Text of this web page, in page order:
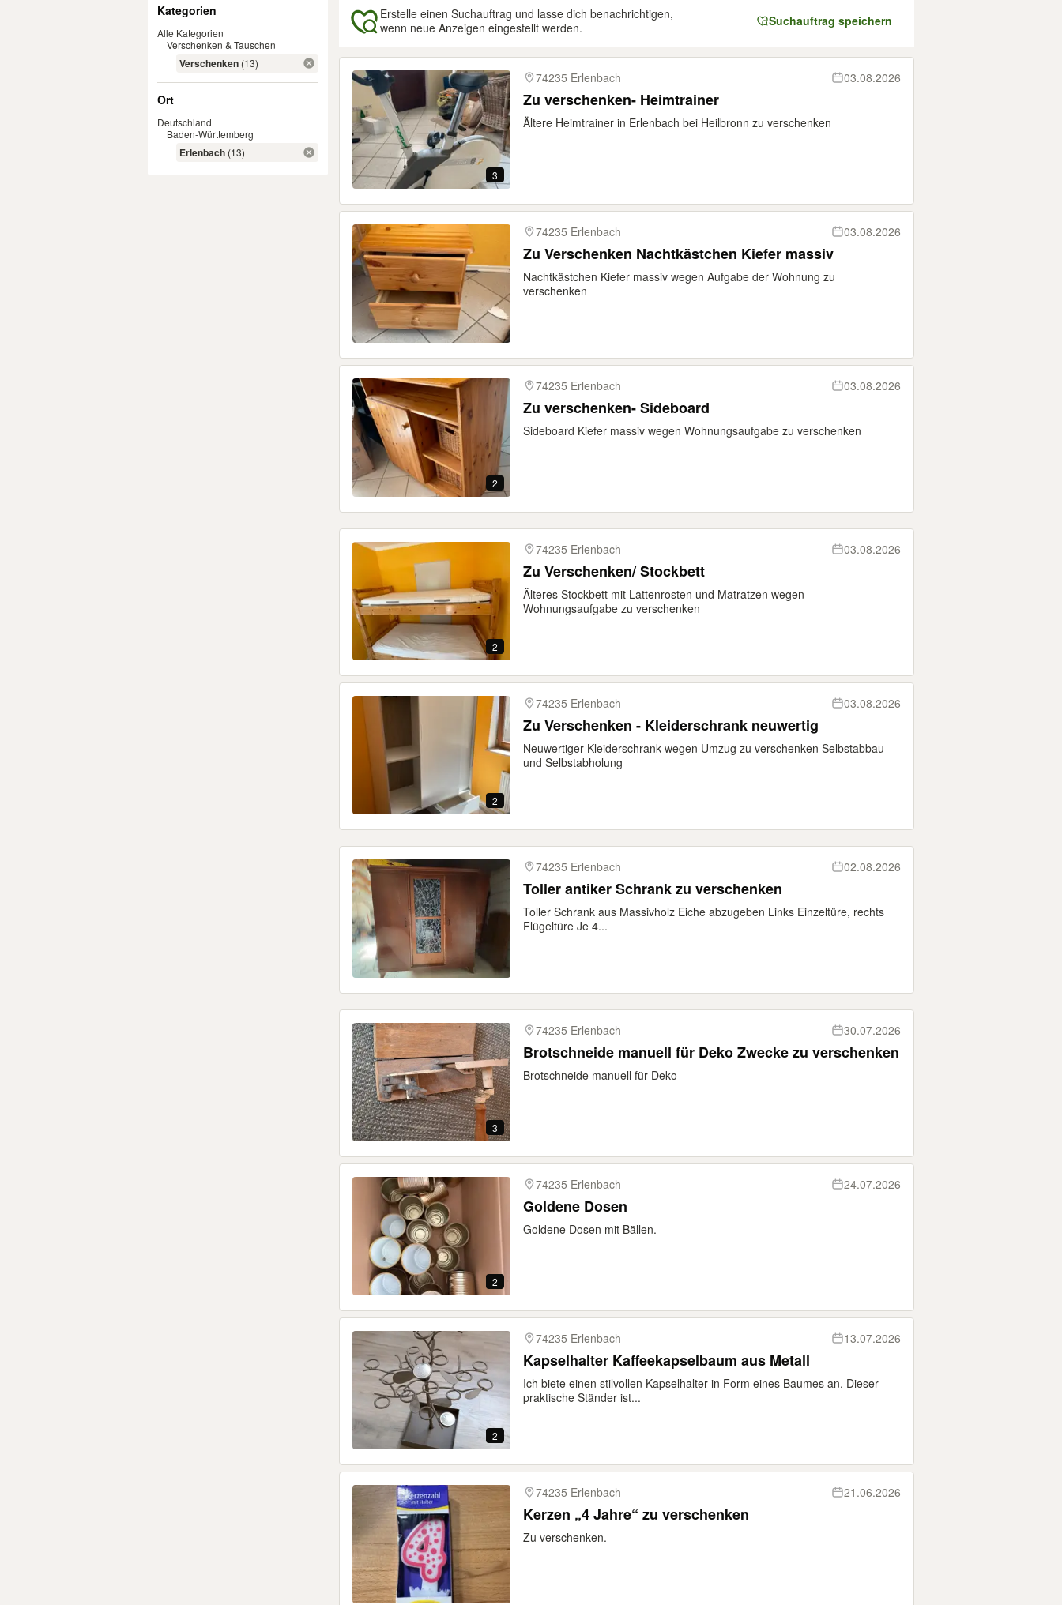
Kategorien
Alle Kategorien
Verschenken & Tauschen
Verschenken (13)
Ort
Deutschland
Baden-Württemberg
Erlenbach (13)
Erstelle einen Suchauftrag und lasse dich benachrichtigen,
wenn neue Anzeigen eingestellt werden.
Suchauftrag speichern
Ergebnisse
3
74235 Erlenbach 03.08.2026
Zu verschenken- Heimtrainer
Ältere Heimtrainer in Erlenbach bei Heilbronn zu verschenken
74235 Erlenbach 03.08.2026
Zu Verschenken Nachtkästchen Kiefer massiv
Nachtkästchen Kiefer massiv wegen Aufgabe der Wohnung zu
verschenken
2
74235 Erlenbach 03.08.2026
Zu verschenken- Sideboard
Sideboard Kiefer massiv wegen Wohnungsaufgabe zu verschenken
2
74235 Erlenbach 03.08.2026
Zu Verschenken/ Stockbett
Älteres Stockbett mit Lattenrosten und Matratzen wegen
Wohnungsaufgabe zu verschenken
2
74235 Erlenbach 03.08.2026
Zu Verschenken - Kleiderschrank neuwertig
Neuwertiger Kleiderschrank wegen Umzug zu verschenken Selbstabbau
und Selbstabholung
74235 Erlenbach 02.08.2026
Toller antiker Schrank zu verschenken
Toller Schrank aus Massivholz Eiche abzugeben Links Einzeltüre, rechts
Flügeltüre Je 4...
3
74235 Erlenbach 30.07.2026
Brotschneide manuell für Deko Zwecke zu verschenken
Brotschneide manuell für Deko
2
74235 Erlenbach 24.07.2026
Goldene Dosen
Goldene Dosen mit Bällen.
2
74235 Erlenbach 13.07.2026
Kapselhalter Kaffeekapselbaum aus Metall
Ich biete einen stilvollen Kapselhalter in Form eines Baumes an. Dieser
praktische Ständer ist...
74235 Erlenbach 21.06.2026
Kerzen „4 Jahre“ zu verschenken
Zu verschenken.